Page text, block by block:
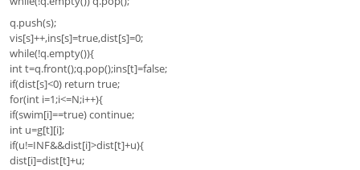
q.push(s);
vis[s]++,ins[s]=true,dist[s]=0;
while(!q.empty()){
int t=q.front();q.pop();ins[t]=false;
if(dist[s]<0) return true;
for(int i=1;i<=N;i++){
if(swim[i]==true) continue;
int u=g[t][i];
if(u!=INF&&dist[i]>dist[t]+u){
dist[i]=dist[t]+u;